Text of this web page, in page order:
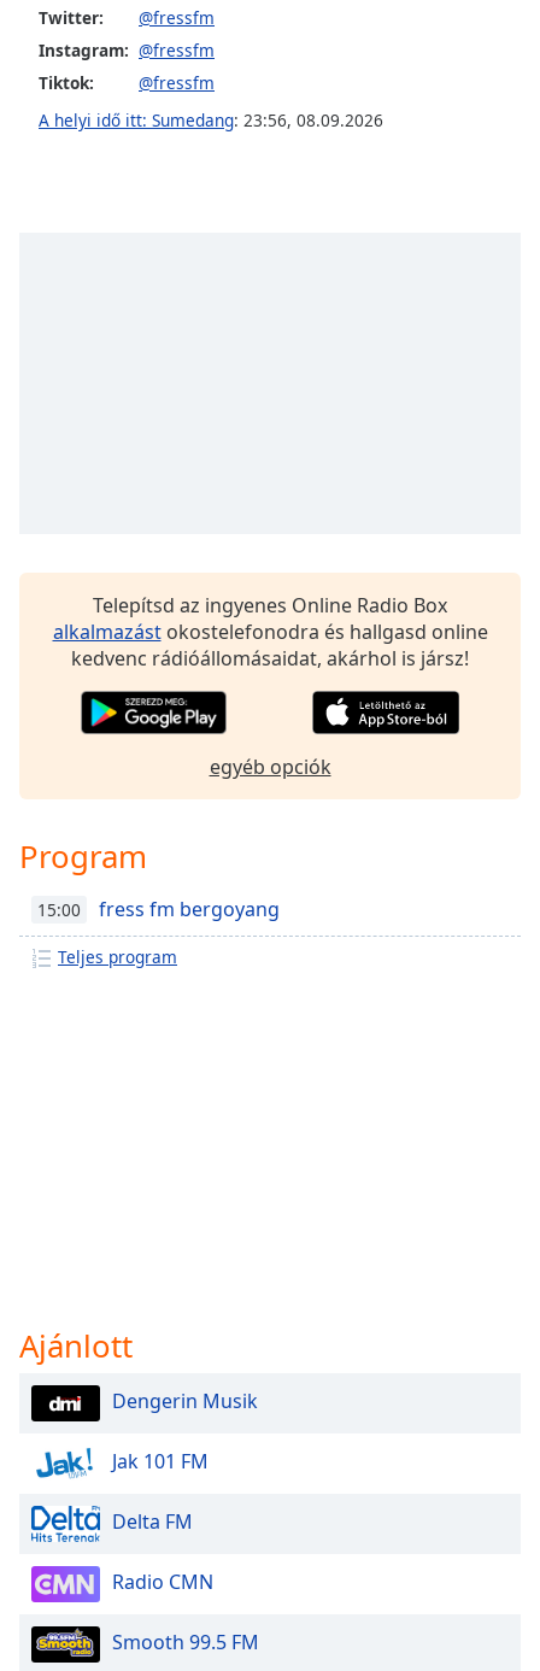
Font
Family
Reset
Twitter:
@fressfm
Instagram: @fressfm
Tiktok:
@fressfm
A helyi idő itt: Sumedang: 23:56, 08.09.2026
Telepítsd az ingyenes Online Radio Box
alkalmazástokostelefonodra és hallgasd online
kedvenc rádióállomásaidat, akárhol is jársz!
egyéb opciók
Program
15:00 fress fm bergoyang
Teljes program
Ajánlott
Dengerin Musik
Jak 101 FM
Delta FM
Radio CMN
Smooth 99.5 FM